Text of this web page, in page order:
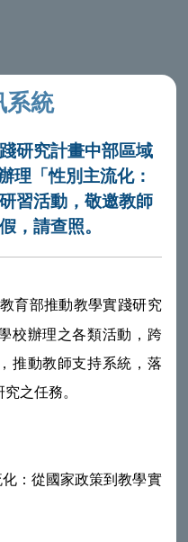
系統
研究計畫中部區域
理「性別主流化：
習活動，敬邀教師
，請查照。
育部推動教學實踐研究
校辦理之各類活動，跨
推動教師支持系統，落
之任務。
：從國家政策到教學實